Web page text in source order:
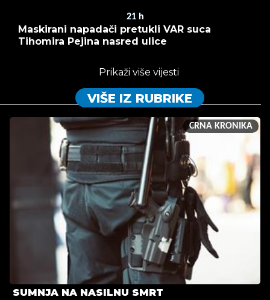
21 h
Maskirani napadači pretukli VAR suca
Tihomira Pejina nasred ulice
Prikaži više vijesti
VIŠE IZ RUBRIKE
CRNA KRONIKA
SUMNJA NA NASILNU SMRT